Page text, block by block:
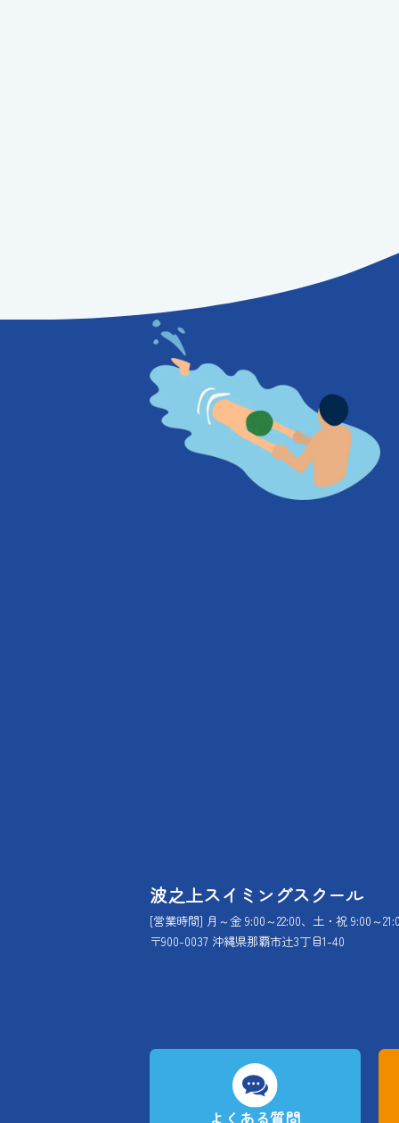
波之上スイミングスクール
[営業時間] 月～金 9:00～22:00、土・祝 9:00～
〒900-0037 沖縄県那覇市辻3丁目1-40